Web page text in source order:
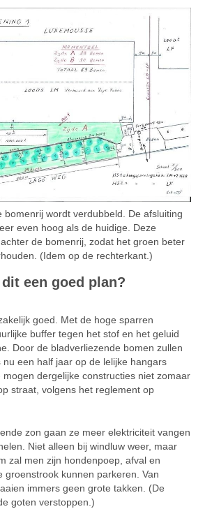
bomenrij wordt verdubbeld. De afsluiting
even hoog als de huidige. Deze
de bomenrij, zodat het groen beter
(Idem op de rechterkant.)
een goed plan?
goed. Met de hoge sparren
buffer tegen het stof en het geluid
Door de bladverliezende bomen zullen
een half jaar op de lelijke hangars
mogen dergelijke constructies niet zomaar
straat, volgens het reglement op
zon gaan ze meer elektriciteit vangen
Niet alleen bij windluw weer, maar
zal men zijn hondenpoep, afval en
groenstrook kunnen parkeren. Van
immers geen grote takken. (De
goten verstoppen.)